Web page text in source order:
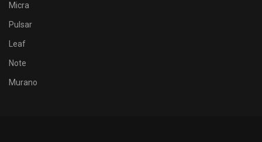
Micra
Pulsar
Leaf
Note
Murano